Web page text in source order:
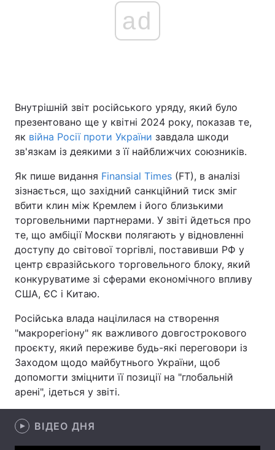
Головна Війна
Україна Політика
Спорт Наука
Зброя Інциденти
Здоров'я Туризм
Цікавинки
Екологія Регіони
Лонгріди
Статті
Інтерв'ю Думки
ad
Внутрішній звіт російського уряду, який було
презентовано ще у квітні 2024 року, показав те,
як війна Росії проти України завдала шкоди
зв'язкам із деякими з її найближчих союзників.
Як пише видання Finansial Times (FT), в аналізі
зізнається, що західний санкційний тиск зміг
вбити клин між Кремлем і його близькими
торговельними партнерами. У звіті йдеться про
те, що амбіції Москви полягають у відновленні
доступу до світової торгівлі, поставивши РФ у
центр євразійського торговельного блоку, який
конкуруватиме зі сферами економічного впливу
США, ЄС і Китаю.
Російська влада націлилася на створення
"макрорегіону" як важливого довгострокового
проєкту, який переживе будь-які переговори із
Заходом щодо майбутнього України, щоб
допомогти зміцнити її позиції на "глобальній
арені", ідеться у звіті.
ВІДЕО ДНЯ